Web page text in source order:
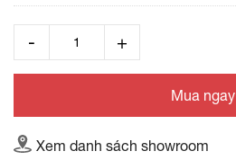
Mua ngay
Xem danh sách showroom